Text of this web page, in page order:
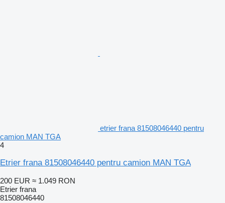
etrier frana 81508046440 pentru
camion MAN TGA
4
Etrier frana 81508046440 pentru camion MAN TGA
200 EUR ≈ 1.049 RON
Etrier frana
81508046440